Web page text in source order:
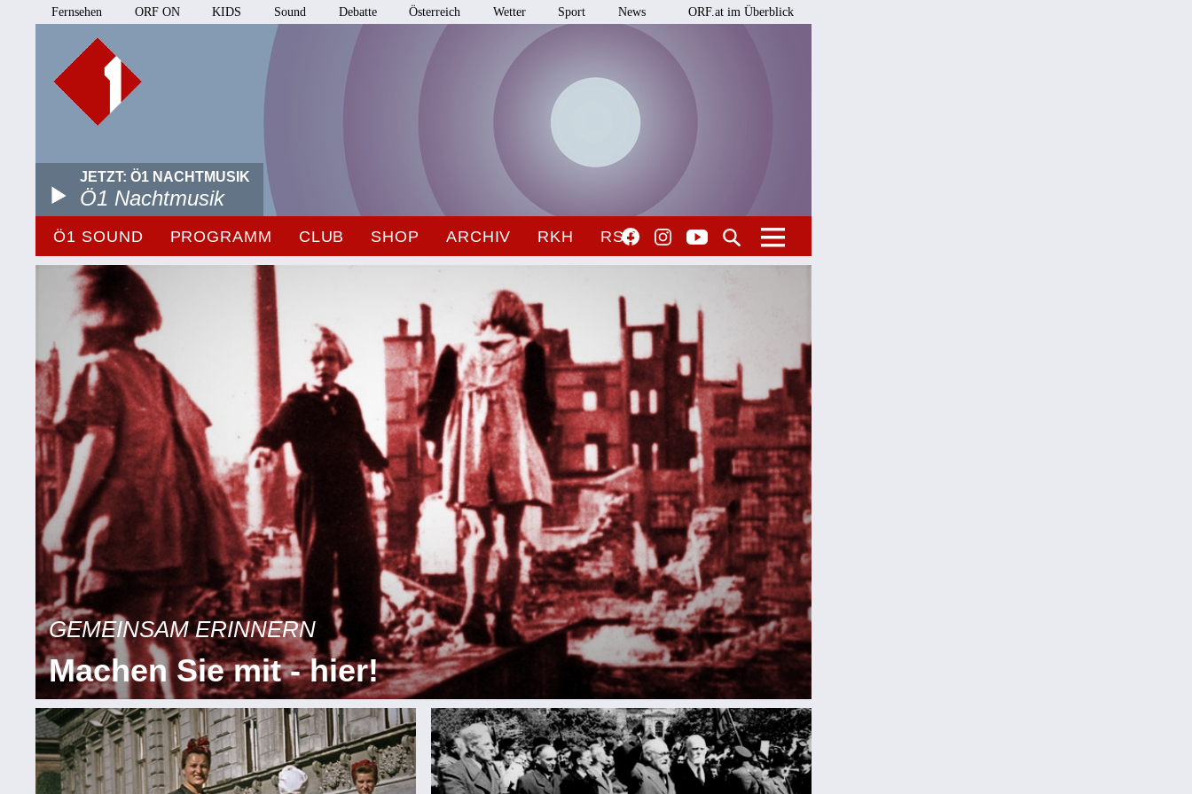
Fernsehen ORF ON KIDS Sound Debatte Österreich Wetter Sport News ORF.at im Überblick
JETZT: Ö1 NACHTMUSIK
Ö1 Nachtmusik
Ö1 SOUND PROGRAMM CLUB SHOP ARCHIV RKH RSO
GEMEINSAM ERINNERN
Machen Sie mit - hier!